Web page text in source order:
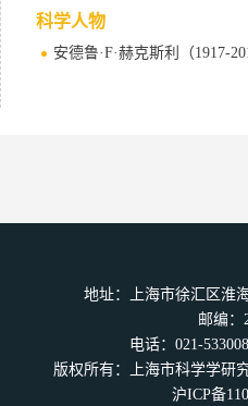
科学人物
安德鲁·F·赫克斯利（1917-
地址：上海市徐汇区淮
邮编：
电话：021-
版权所有：上海市科学学研
沪ICP备